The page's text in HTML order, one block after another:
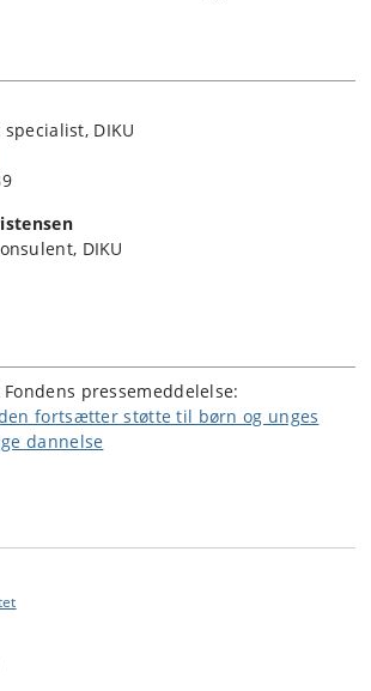
DIKU
DIKU
pressemeddelelse:
fortsætter støtte til børn og unges
dannelse